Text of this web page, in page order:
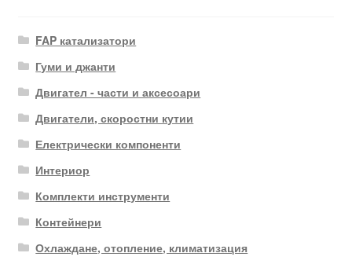
FAP катализатори
Гуми и джанти
Двигател - части и аксесоари
Двигатели, скоростни кутии
Електрически компоненти
Интериор
Комплекти инструменти
Контейнери
Охлаждане, отопление, климатизация